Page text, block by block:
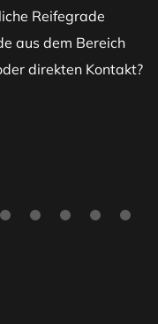
Reifegrade
aus dem Bereich
direkten Kontakt?